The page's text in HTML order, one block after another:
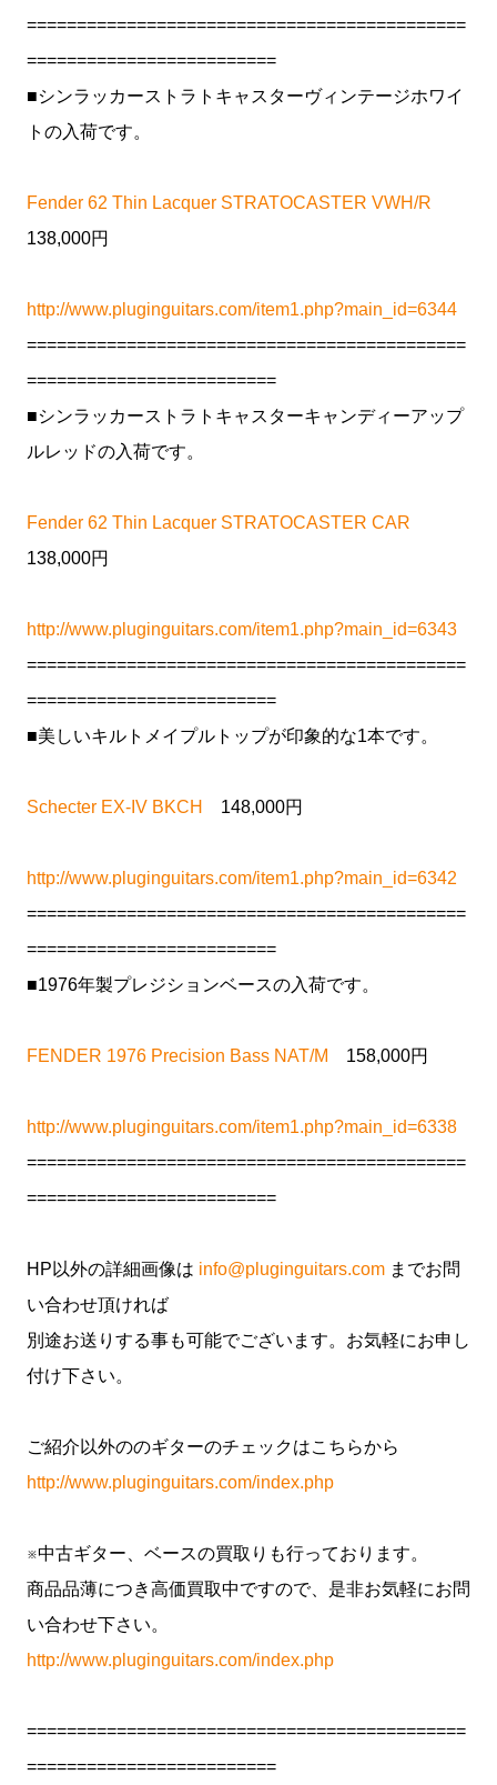
============================================
=========================
■シンラッカーストラトキャスターヴィンテージホワイ
トの入荷です。
Fender 62 Thin Lacquer STRATOCASTER VWH/R
138,000円
http://www.pluginguitars.com/item1.php?main_id=6344
============================================
=========================
■シンラッカーストラトキャスターキャンディーアップ
ルレッドの入荷です。
Fender 62 Thin Lacquer STRATOCASTER CAR
138,000円
http://www.pluginguitars.com/item1.php?main_id=6343
============================================
=========================
■美しいキルトメイプルトップが印象的な1本です。
Schecter EX-IV BKCH 148,000円
http://www.pluginguitars.com/item1.php?main_id=6342
============================================
=========================
■1976年製プレジションベースの入荷です。
FENDER 1976 Precision Bass NAT/M 158,000円
http://www.pluginguitars.com/item1.php?main_id=6338
============================================
=========================
HP以外の詳細画像は info@pluginguitars.com までお問
い合わせ頂ければ
別途お送りする事も可能でございます。お気軽にお申し
付け下さい。
ご紹介以外ののギターのチェックはこちらから
http://www.pluginguitars.com/index.php
※中古ギター、ベースの買取りも行っております。
商品品薄につき高価買取中ですので、是非お気軽にお問
い合わせ下さい。
http://www.pluginguitars.com/index.php
============================================
=========================